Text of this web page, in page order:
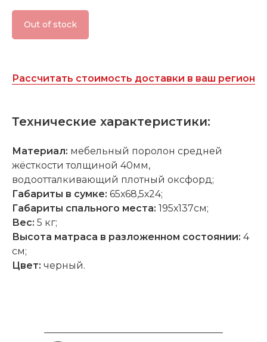
Out of stock
Рассчитать стоимость доставки в ваш регион
Технические характеристики:
Материал: мебельный поролон средней
жёсткости толщиной 40мм,
водоотталкивающий плотный оксфорд;
Габариты в сумке: 65х68,5х24;
Габариты спального места: 195х137см;
Вес: 5 кг;
Высота матраса в разложенном состоянии: 4
cм;
Цвет: черный.